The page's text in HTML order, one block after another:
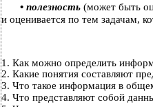
• полезность (может быть
и оценивается по тем задачам,
1. Как можно определить
2. Какие понятия составляют
3. Что такое информация в
4. Что представляют собой